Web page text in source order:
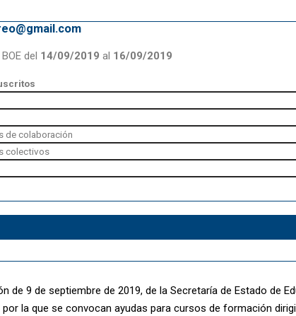
del 14/09/2019 al 16/09/2019
de colaboración
colectivos
de 9 de septiembre de 2019, de la Secretaría de Estado de
la que se convocan ayudas para cursos de formación